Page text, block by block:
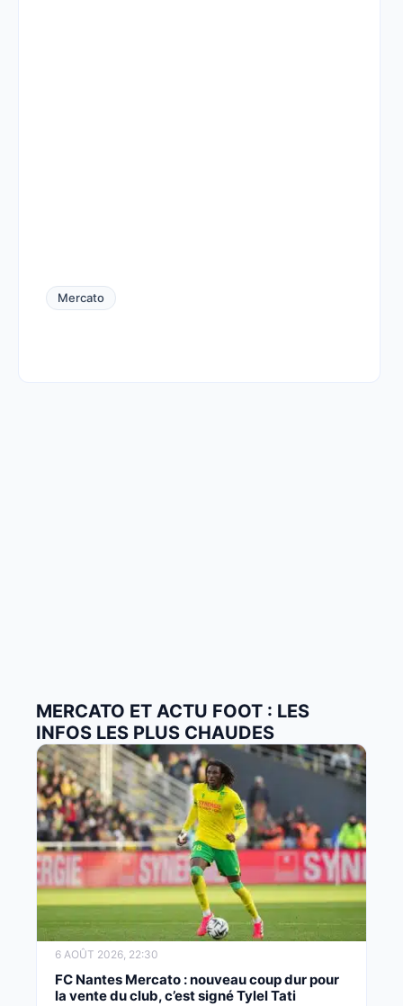
Mercato
MERCATO ET ACTU FOOT : LES
INFOS LES PLUS CHAUDES
6 AOÛT 2026, 22:30
FC Nantes Mercato : nouveau coup dur pour
la vente du club, c’est signé Tylel Tati